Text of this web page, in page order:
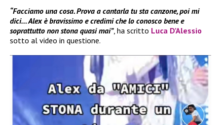
“Facciamo una cosa. Prova a cantarla tu sta canzone, poi mi
dici… Alex è bravissimo e credimi che lo conosco bene e
soprattutto non stona quasi mai”, ha scritto Luca D’Alessio
sotto al video in questione.